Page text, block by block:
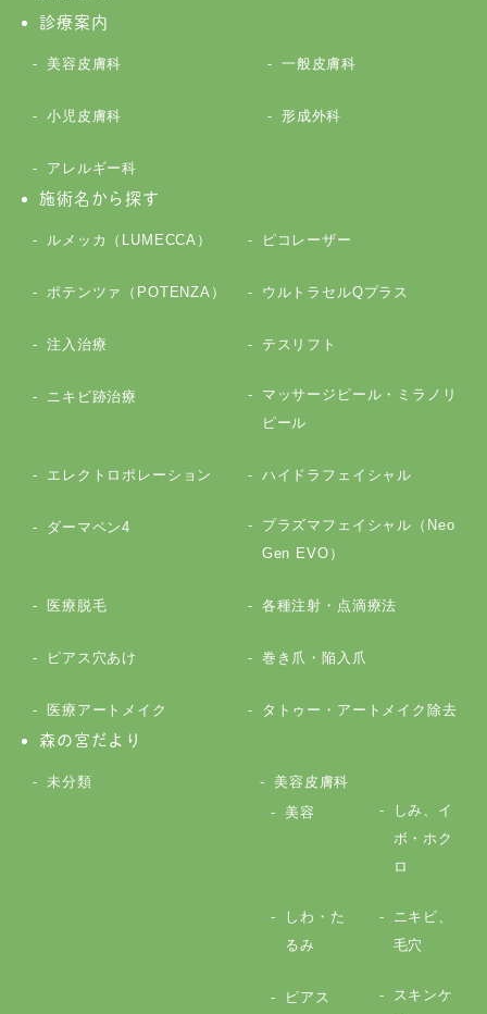
診療案内
美容皮膚科 一般皮膚科
小児皮膚科 形成外科
アレルギー科
施術名から探す
ルメッカ（LUMECCA） ピコレーザー
ポテンツァ（POTENZA） ウルトラセルQプラス
注入治療 テスリフト
ニキビ跡治療
マッサージピール・ミラノリ
ピール
エレクトロポレーション ハイドラフェイシャル
ダーマペン4
プラズマフェイシャル（Neo
Gen EVO）
医療脱毛 各種注射・点滴療法
ピアス穴あけ 巻き爪・陥入爪
医療アートメイク
タトゥー・アートメイク除去
森の宮だより
未分類
美容皮膚科
美容
しみ、イ
ボ・ホク
ロ
しわ・た
るみ
ニキビ、
毛穴
ピアス
スキンケ